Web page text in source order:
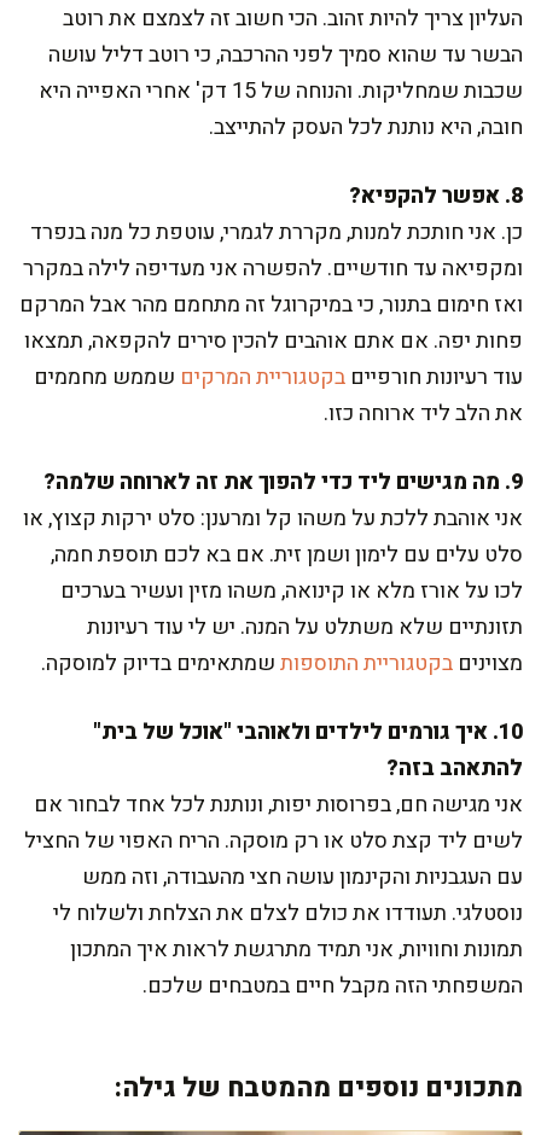
העליון צריך להיות זהוב. הכי חשוב זה לצמצם את רוטב
הבשר עד שהוא סמיך לפני ההרכבה, כי רוטב דליל עושה
שכבות שמחליקות. והנוחה של 15 דק' אחרי האפייה היא
חובה, היא נותנת לכל העסק להתייצב.
8. אפשר להקפיא?
כן. אני חותכת למנות, מקררת לגמרי, עוטפת כל מנה בנפרד
ומקפיאה עד חודשיים. להפשרה אני מעדיפה לילה במקרר
ואז חימום בתנור, כי במיקרוגל זה מתחמם מהר אבל המרקם
פחות יפה. אם אתם אוהבים להכין סירים להקפאה, תמצאו
עוד רעיונות חורפיים בקטגוריית המרקים שממש מחממים
את הלב ליד ארוחה כזו.
9. מה מגישים ליד כדי להפוך את זה לארוחה שלמה?
אני אוהבת ללכת על משהו קל ומרענן: סלט ירקות קצוץ, או
סלט עלים עם לימון ושמן זית. אם בא לכם תוספת חמה,
לכו על אורז מלא או קינואה, משהו מזין ועשיר בערכים
תזונתיים שלא משתלט על המנה. יש לי עוד רעיונות
מצוינים בקטגוריית התוספותשמתאימים בדיוק למוסקה.
10. איך גורמים לילדים ולאוהבי "אוכל של בית"
להתאהב בזה?
אני מגישה חם, בפרוסות יפות, ונותנת לכל אחד לבחור אם
לשים ליד קצת סלט או רק מוסקה. הריח האפוי של החציל
עם העגבניות והקינמון עושה חצי מהעבודה, וזה ממש
נוסטלגי. תעודדו את כולם לצלם את הצלחת ולשלוח לי
תמונות וחוויות, אני תמיד מתרגשת לראות איך המתכון
המשפחתי הזה מקבל חיים במטבחים שלכם.
מתכונים נוספים מהמטבח של גילה: